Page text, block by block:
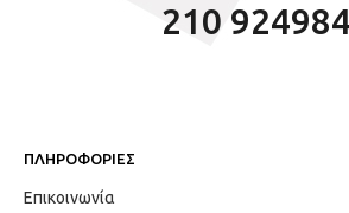
210
ΠΛΗΡΟΦΟΡΙΕΣ
Επικοινωνία